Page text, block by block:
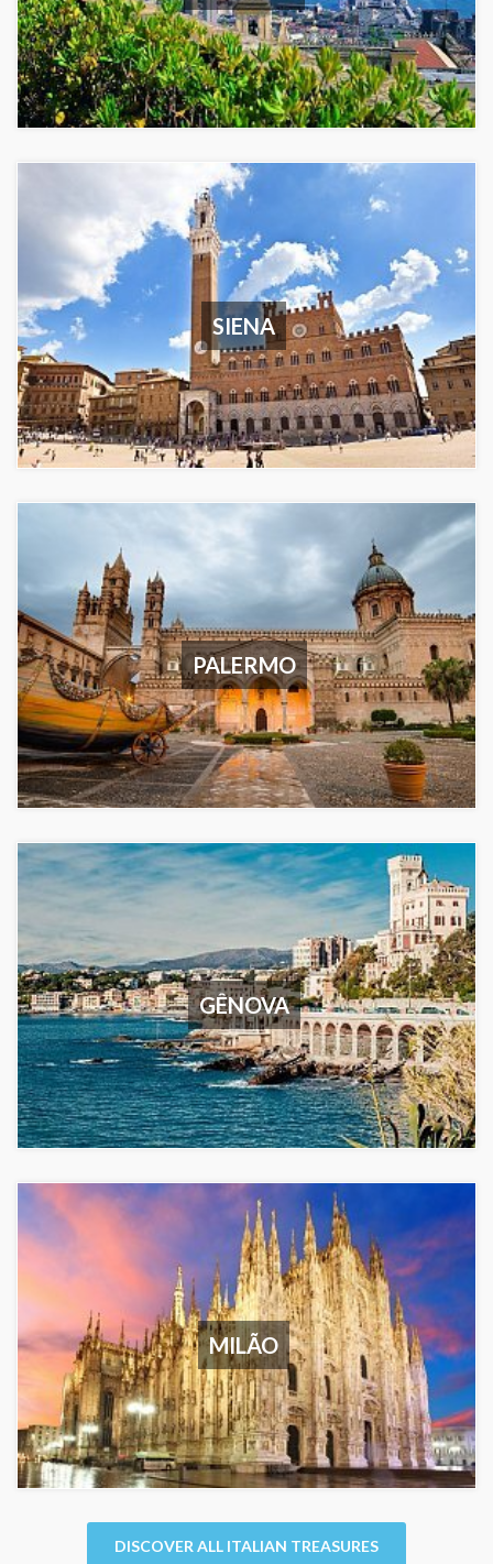
SIENA
PALERMO
GÊNOVA
MILÃO
DISCOVER ALL ITALIAN TREASURES